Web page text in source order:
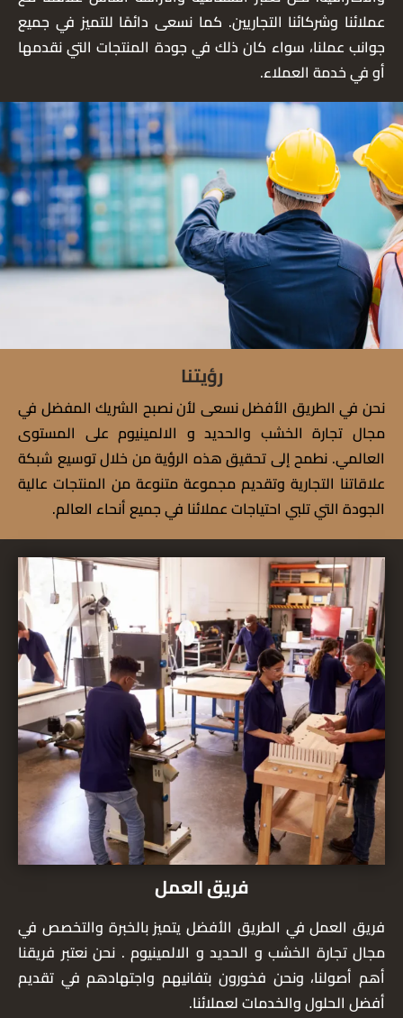
عملائنا وشركائنا التجاريين. كما نسعى دائمًا للتميز في جميع
جوانب عملنا، سواء كان ذلك في جودة المنتجات التي نقدمها
أو في خدمة العملاء.
رؤيتنا
نحن في الطريق الأفضل نسعى لأن نصبح الشريك المفضل في
مجال تجارة الخشب والحديد و الالمينيوم على المستوى
العالمي. نطمح إلى تحقيق هذه الرؤية من خلال توسيع شبكة
علاقاتنا التجارية وتقديم مجموعة متنوعة من المنتجات عالية
الجودة التي تلبي احتياجات عملائنا في جميع أنحاء العالم.
فريق العمل
فريق العمل في الطريق الأفضل يتميز بالخبرة والتخصص في
مجال تجارة الخشب و الحديد و الالمينيوم . نحن نعتبر فريقنا
أهم أصولنا، ونحن فخورون بتفانيهم واجتهادهم في تقديم
أفضل الحلول والخدمات لعملائنا.